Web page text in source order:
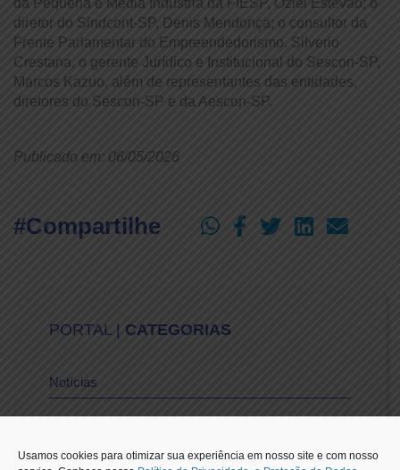
Usamos cookies para otimizar sua experiência em nosso site e com nosso
da Pequena e Média Indústria da FIESP, Oziel Estevão; o
diretor do Sindcont-SP, Denis Mendonça; o consultor da
Frente Parlamentar do Empreendedorismo, Silverio
Crestana, o gerente Jurídico e Institucional do Sescon-SP,
Marcos Kazuo, além de representantes das entidades,
diretores do Sescon-SP e da Aescon-SP.
Publicado em: 06/05/2026
#Compartilhe
PORTAL | CATEGORIAS
Notícias